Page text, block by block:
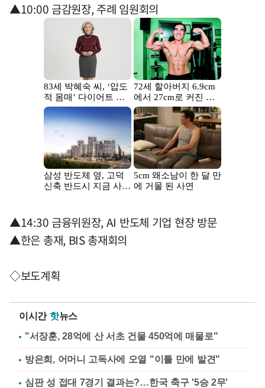
▲10:00 금감원장, 주례 임원회의
▲14:30 금융위원장, AI 반도체 기업 현장 방문
▲한은 총재, BIS 총재회의
◇보도계획
이시간 핫뉴스
"서장훈, 28억에 산 서초 건물 450억에 매물로"
방은희, 어머니 고독사에 오열 "이틀 만에 발견"
심판 성 접대 7경기 결과는?…한국 축구 '5승 2무'